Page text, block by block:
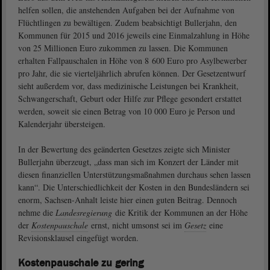
helfen sollen, die anstehenden Aufgaben bei der Aufnahme von
Flüchtlingen zu bewältigen. Zudem beabsichtigt Bullerjahn, den
Kommunen für 2015 und 2016 jeweils eine Einmalzahlung in Höhe
von 25 Millionen Euro zukommen zu lassen. Die Kommunen
erhalten Fallpauschalen in Höhe von 8 600 Euro pro Asylbewerber
pro Jahr, die sie vierteljährlich abrufen können. Der Gesetzentwurf
sieht außerdem vor, dass medizinische Leistungen bei Krankheit,
Schwangerschaft, Geburt oder Hilfe zur Pflege gesondert erstattet
werden, soweit sie einen Betrag von 10 000 Euro je Person und
Kalenderjahr übersteigen.
In der Bewertung des geänderten Gesetzes zeigte sich Minister
Bullerjahn überzeugt, „dass man sich im Konzert der Länder mit
diesen finanziellen Unterstützungsmaßnahmen durchaus sehen lassen
kann“. Die Unterschiedlichkeit der Kosten in den Bundesländern sei
enorm, Sachsen-Anhalt leiste hier einen guten Beitrag. Dennoch
nehme die Landesregierung die Kritik der Kommunen an der Höhe
der Kostenpauschale ernst, nicht umsonst sei im Gesetz eine
Revisionsklausel eingefügt worden.
Kostenpauschale zu gering